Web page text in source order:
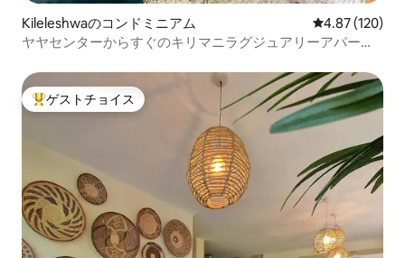
Kileleshwaのコンドミニアム レビュー120
4.87 (120)
ヤヤセンターからすぐのキリマニラグジュアリーアパート
大好評のゲストチョイスです。
ゲストチョイス